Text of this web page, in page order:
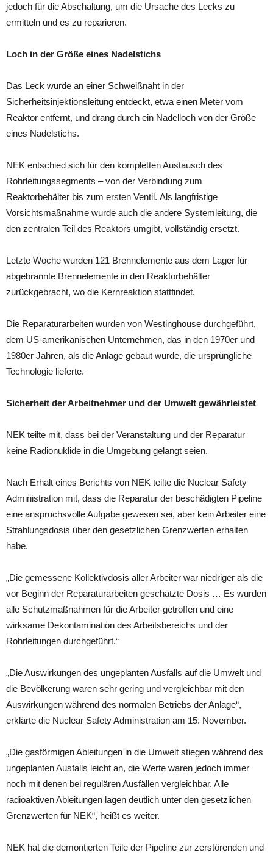
jedoch für die Abschaltung, um die Ursache des Lecks zu
ermitteln und es zu reparieren.
Loch in der Größe eines Nadelstichs
Das Leck wurde an einer Schweißnaht in der
Sicherheitsinjektionsleitung entdeckt, etwa einen Meter vom
Reaktor entfernt, und drang durch ein Nadelloch von der Größe
eines Nadelstichs.
NEK entschied sich für den kompletten Austausch des
Rohrleitungssegments – von der Verbindung zum
Reaktorbehälter bis zum ersten Ventil. Als langfristige
Vorsichtsmaßnahme wurde auch die andere Systemleitung, die
den zentralen Teil des Reaktors umgibt, vollständig ersetzt.
Letzte Woche wurden 121 Brennelemente aus dem Lager für
abgebrannte Brennelemente in den Reaktorbehälter
zurückgebracht, wo die Kernreaktion stattfindet.
Die Reparaturarbeiten wurden von Westinghouse durchgeführt,
dem US-amerikanischen Unternehmen, das in den 1970er und
1980er Jahren, als die Anlage gebaut wurde, die ursprüngliche
Technologie lieferte.
Sicherheit der Arbeitnehmer und der Umwelt gewährleistet
NEK teilte mit, dass bei der Veranstaltung und der Reparatur
keine Radionuklide in die Umgebung gelangt seien.
Nach Erhalt eines Berichts von NEK teilte die Nuclear Safety
Administration mit, dass die Reparatur der beschädigten Pipeline
eine anspruchsvolle Aufgabe gewesen sei, aber kein Arbeiter eine
Strahlungsdosis über den gesetzlichen Grenzwerten erhalten
habe.
„Die gemessene Kollektivdosis aller Arbeiter war niedriger als die
vor Beginn der Reparaturarbeiten geschätzte Dosis … Es wurden
alle Schutzmaßnahmen für die Arbeiter getroffen und eine
wirksame Dekontamination des Arbeitsbereichs und der
Rohrleitungen durchgeführt.“
„Die Auswirkungen des ungeplanten Ausfalls auf die Umwelt und
die Bevölkerung waren sehr gering und vergleichbar mit den
Auswirkungen während des normalen Betriebs der Anlage“,
erklärte die Nuclear Safety Administration am 15. November.
„Die gasförmigen Ableitungen in die Umwelt stiegen während des
ungeplanten Ausfalls leicht an, die Werte waren jedoch immer
noch mit denen bei regulären Ausfällen vergleichbar. Alle
radioaktiven Ableitungen lagen deutlich unter den gesetzlichen
Grenzwerten für NEK“, heißt es weiter.
NEK hat die demontierten Teile der Pipeline zur zerstörenden und